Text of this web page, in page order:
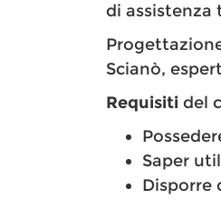
di assistenza
Scianò,
Requisiti del
Saper
Disporre